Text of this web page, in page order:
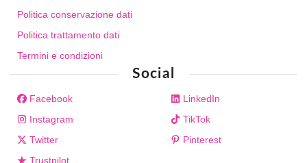
Politica conservazione dati
Politica trattamento dati
Termini e condizioni
Social
Facebook
Instagram
Twitter
Trustpilot
LinkedIn
TikTok
Pinterest